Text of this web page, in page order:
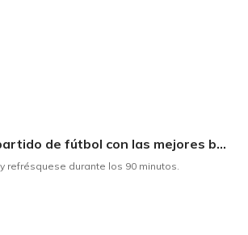
Acompaña un partido de fútbol con las mejores bebidas
refrésquese durante los 90 minutos.